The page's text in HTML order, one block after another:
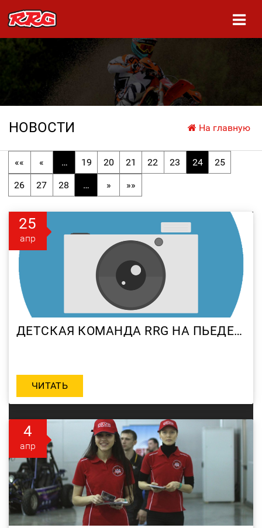
НОВОСТИ На главную
«« « … 19 20 21 22 23 24 25
26 27 28 … » »»
25
апр
ДЕТСКАЯ КОМАНДА RRG НА ПЬЕДЕСТАЛЕ 1 ЭТАПА ПЕРВЕНСТВА РОССИИ ПО МОТОКРОССУ
ЧИТАТЬ
4
апр